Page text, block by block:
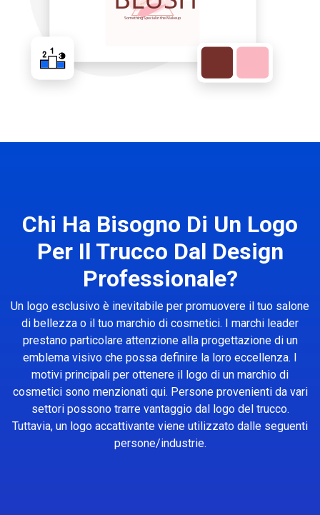
Chi Ha Bisogno Di Un Logo
Per Il Trucco Dal Design
Professionale?
Un logo esclusivo è inevitabile per promuovere il tuo salone
di bellezza o il tuo marchio di cosmetici. I marchi leader
prestano particolare attenzione alla progettazione di un
emblema visivo che possa definire la loro eccellenza. I
motivi principali per ottenere il logo di un marchio di
cosmetici sono menzionati qui. Persone provenienti da vari
settori possono trarre vantaggio dal logo del trucco.
Tuttavia, un logo accattivante viene utilizzato dalle seguenti
persone/industrie.